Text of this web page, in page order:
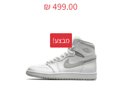
₪499.00
מבצע!